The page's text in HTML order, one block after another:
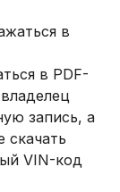
в
в PDF-
запись, а
скачать
VIN-код